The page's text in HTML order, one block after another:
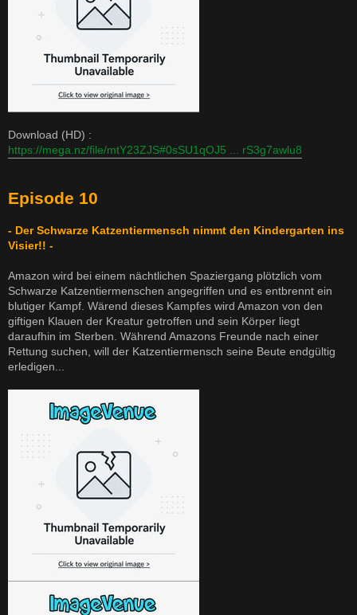
Download (HD) :
https://mega.nz/file/mtY23ZJS#0sSU1qOJ5 ... rS3g7awlu8
Episode 10
- Der Schwarze Katzentiermensch nimmt den Kindergarten ins
Visier!! -
Amazon wird bei einem nächtlichen Spaziergang plötzlich vom
Schwarze Katzentiermenschen angegriffen und es entbrennt ein
blutiger Kampf. Wärend dieses Kampfes wird Amazon von den
giftigen Klauen der Kreatur getroffen und sein Körper liegt
daraufhin im Sterben. Während Amazons Freunde nach einer
Rettung suchen, will der Katzentiermensch seine Beute endgültig
erledigen...